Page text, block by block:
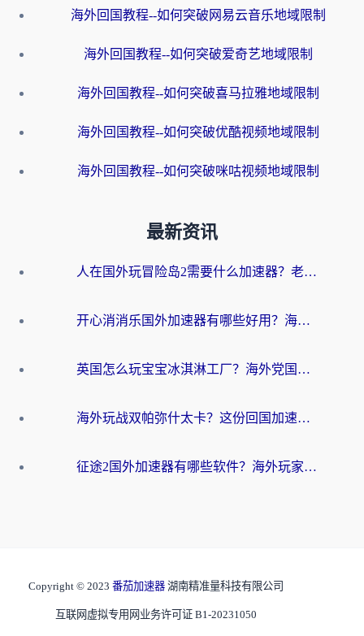
海外回国教程--如何突破网易云音乐地域限制
海外回国教程--如何突破爱奇艺地域限制
海外回国教程--如何突破喜马拉雅地域限制
海外回国教程--如何突破优酷视频地域限制
海外回国教程--如何突破咪咕视频地域限制
最新资讯
人在国外玩冒险岛2需要什么加速器？老玩家亲测有效的选择指南
开心消消乐国外加速器有哪些好用？海外党亲测不踩坑指南（附塔瑞斯世界Online流畅技巧）
英国怎么玩宝宝冰淇淋工厂？海外党国服游戏加速避坑指南（附挪威装甲风暴解决方案）
海外玩战双帕弥什太卡？这份回国加速器终极指南帮你告别延迟（附打球球大作战古今江湖加速方案）
征途2国外加速器有哪些软件？海外玩家亲测实用指南（附非洲梦幻西游加速技巧）
Copyright © 2023 番茄加速器 湖南精准量科技有限公司
互联网虚拟专用网业务许可证 B1-20231050